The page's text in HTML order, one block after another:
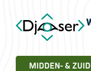
MIDDEN- &